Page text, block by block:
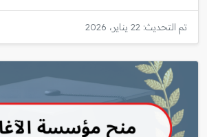
تم التحديث: 22 يناير، 2026